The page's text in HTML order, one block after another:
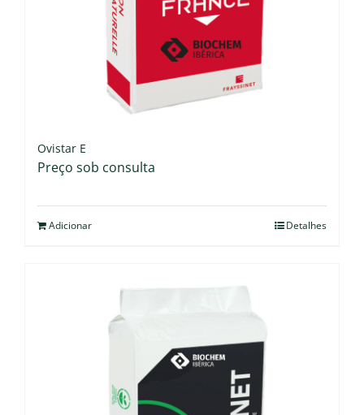
Ovistar E
Preço sob consulta
Adicionar Detalhes